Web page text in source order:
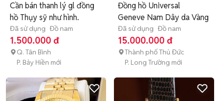
Cần bán thanh lý gl đồng
hồ Thụy sỹ như hình.
Đã sử dụng Đồ nam
1.500.000 đ
Q. Tân Bình
P. Bảy Hiền mới
Đồng hồ Universal
Geneve Nam Dây da Vàng
Đã sử dụng Đồ nam
15.000.000 đ
Thành phố Thủ Đức
P. Long Trường mới